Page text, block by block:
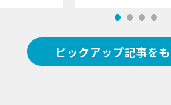
ピックアップ記事を